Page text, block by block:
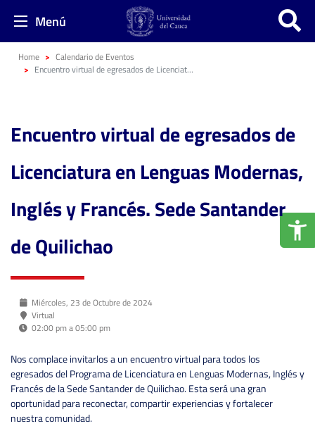
Menú
Home
Calendario de Eventos
Encuentro virtual de egresados de Licenciatura en Lenguas Modernas, Inglés y Francés. Sede Santander de Quilichao
Encuentro virtual de egresados de
Licenciatura en Lenguas Modernas,
Inglés y Francés. Sede Santander
de Quilichao
Miércoles, 23 de Octubre de 2024
Virtual
02:00 pm a 05:00 pm
Nos complace invitarlos a un encuentro virtual para todos los
egresados del Programa de Licenciatura en Lenguas Modernas, Inglés y
Francés de la Sede Santander de Quilichao. Esta será una gran
oportunidad para reconectar, compartir experiencias y fortalecer
nuestra comunidad.